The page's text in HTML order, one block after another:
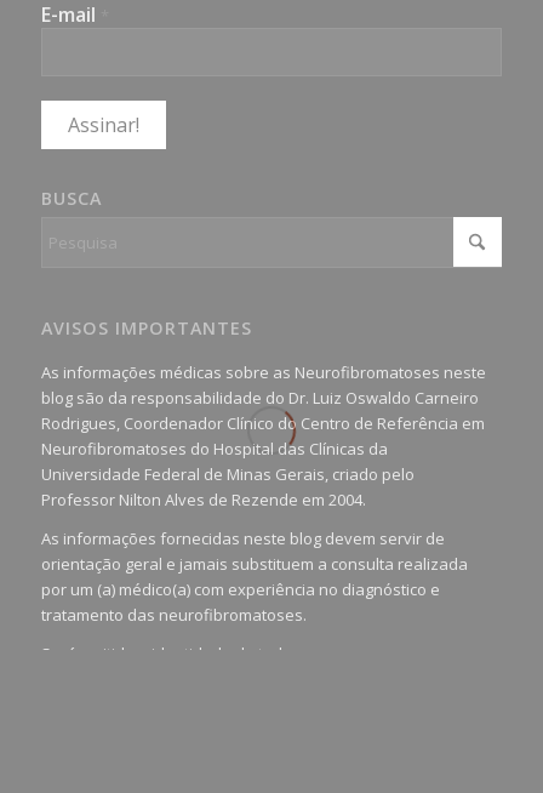
E-mail
BUSCA
AVISOS IMPORTANTES
As informações médicas sobre as Neurofibromatoses neste
blog são da responsabilidade do Dr. Luiz Oswaldo Carneiro
Rodrigues, Coordenador Clínico do Centro de Referência em
Neurofibromatoses do Hospital das Clínicas da
Universidade Federal de Minas Gerais, criado pelo
Professor Nilton Alves de Rezende em 2004.
As informações fornecidas neste blog devem servir de
orientação geral e jamais substituem a consulta realizada
por um (a) médico(a) com experiência no diagnóstico e
tratamento das neurofibromatoses.
Será omitida a identidade de todas as pessoas que